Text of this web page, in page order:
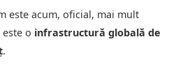
este acum, oficial, mai mult
o infrastructură globală de
.